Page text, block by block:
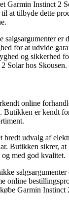
Garmin Instinct 2
at tilbyde dette
salgsargumenter er
for at udvide
og sikkerhed
Solar hos Skousen.
online
Butikken er kendt
bredt udvalg af
Butikken sikrer,
med god kvalitet.
salgsargumenter
online
Garmin Instinct